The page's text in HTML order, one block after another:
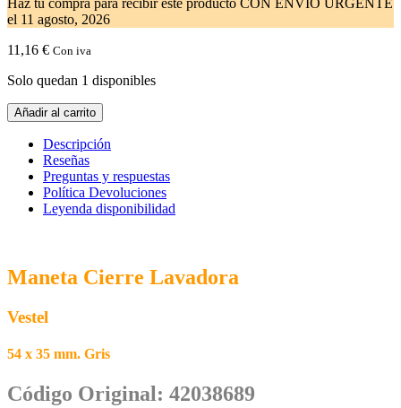
Haz tu compra para recibir este producto CON ENVIO URGENTE
el 11 agosto, 2026
11,16 € Con iva
Solo quedan 1 disponibles
Maneta
Puerta
Lavadora
VESTEL
42038689
cantidad
Añadir al carrito
Descripción
Reseñas
Preguntas y respuestas
Política Devoluciones
Leyenda disponibilidad
Maneta Cierre Lavadora
Vestel
54 x 35 mm. Gris
Código Original: 42038689